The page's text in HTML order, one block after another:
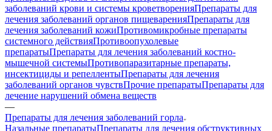
заболеваний крови и системы кроветворенияПрепараты для
лечения заболеваний органов пищеваренияПрепараты для
лечения заболеваний кожиПротивомикробные препараты
системного действияПротивоопухолевые
препаратыПрепараты для лечения заболеваний костно-
мышечной системыПротивопаразитарные препараты,
инсектициды и репеллентыПрепараты для лечения
заболеваний органов чувствПрочие препаратыПрепараты для
лечение нарушений обмена веществ
—
Препараты для лечения заболеваний горла
Назальные препаратыПрепараты для лечения обструктивных